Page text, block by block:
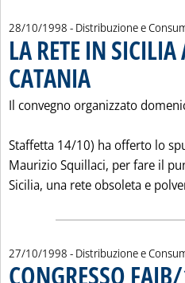
28/10/1998 - Distribuzione e
LA RETE IN
CATANIA
Il convegno organizzato
Staffetta 14/10) ha offerto lo
Maurizio Squillaci, per fare il
Sicilia, una rete obsoleta e
27/10/1998 - Distribuzione e
CONGRESSO